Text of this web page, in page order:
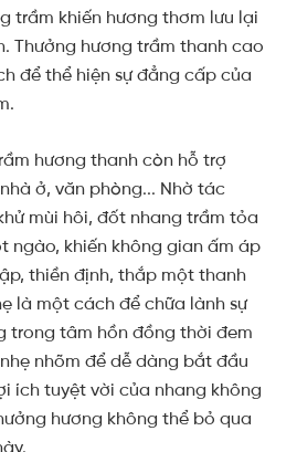
trầm khiến hương thơm lưu lại
Thưởng hương trầm thanh cao
để thể hiện sự đẳng cấp của
hương thanh còn hỗ trợ
ở, văn phòng... Nhờ tác
mùi hôi, đốt nhang trầm tỏa
ngào, khiến không gian ấm áp
thiền định, thắp một thanh
là một cách để chữa lành sự
trong tâm hồn đồng thời đem
nhõm để dễ dàng bắt đầu
ích tuyệt vời của nhang không
hương không thể bỏ qua